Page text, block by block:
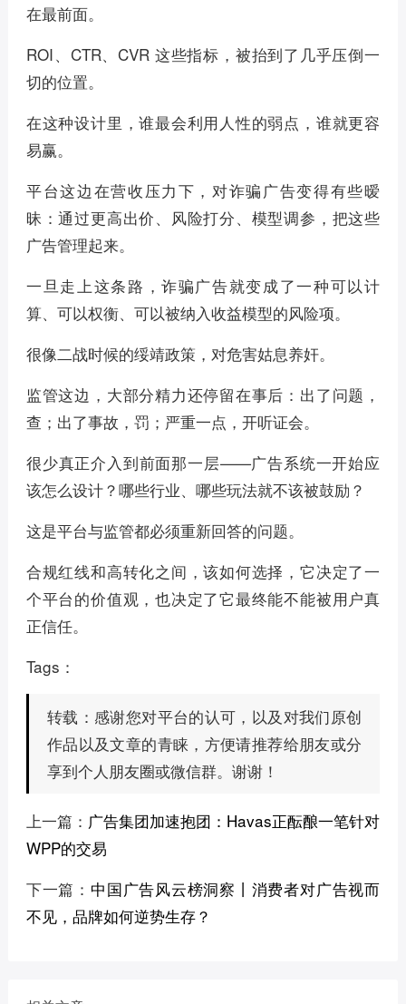
在最前面。
ROI、CTR、CVR 这些指标，被抬到了几乎压倒一
切的位置。
在这种设计里，谁最会利用人性的弱点，谁就更容
易赢。
平台这边在营收压力下，对诈骗广告变得有些暧
昧：通过更高出价、风险打分、模型调参，把这些
广告管理起来。
一旦走上这条路，诈骗广告就变成了一种可以计
算、可以权衡、可以被纳入收益模型的风险项。
很像二战时候的绥靖政策，对危害姑息养奸。
监管这边，大部分精力还停留在事后：出了问题，
查；出了事故，罚；严重一点，开听证会。
很少真正介入到前面那一层——广告系统一开始应
该怎么设计？哪些行业、哪些玩法就不该被鼓励？
这是平台与监管都必须重新回答的问题。
合规红线和高转化之间，该如何选择，它决定了一
个平台的价值观，也决定了它最终能不能被用户真
正信任。
Tags：
转载： 感谢您对平台的认可，以及对我们原创
作品以及文章的青睐，方便请推荐给朋友或分
享到个人朋友圈或微信群。谢谢！
上一篇： 广告集团加速抱团：Havas正酝酿一笔针对
WPP的交易
下一篇： 中国广告风云榜洞察丨消费者对广告视而
不见，品牌如何逆势生存？